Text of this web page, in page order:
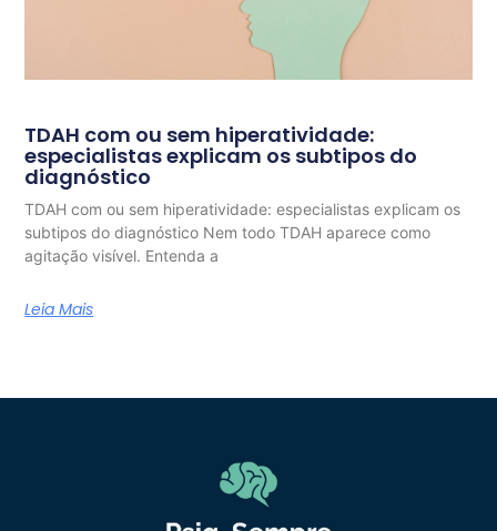
TDAH com ou sem hiperatividade:
especialistas explicam os subtipos do
diagnóstico
TDAH com ou sem hiperatividade: especialistas explicam os
subtipos do diagnóstico Nem todo TDAH aparece como
agitação visível. Entenda a
Leia Mais